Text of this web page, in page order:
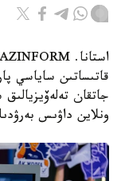
قاتىساتىن ساياسي
جاتقان
ونلاين داۋىس